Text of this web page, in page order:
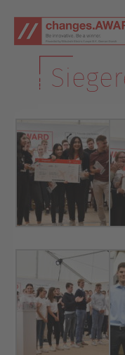
Inhalt
springen'